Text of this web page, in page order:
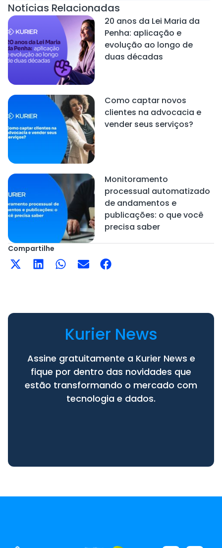
Notícias Relacionadas
20 anos da Lei Maria da
Penha: aplicação e
evolução ao longo de
duas décadas
Como captar novos
clientes na advocacia e
vender seus serviços?
Monitoramento
processual automatizado
de andamentos e
publicações: o que você
precisa saber
Compartilhe
Kurier News
Assine gratuitamente a Kurier News e
fique por dentro das novidades que
estão transformando o mercado com
tecnologia e dados.